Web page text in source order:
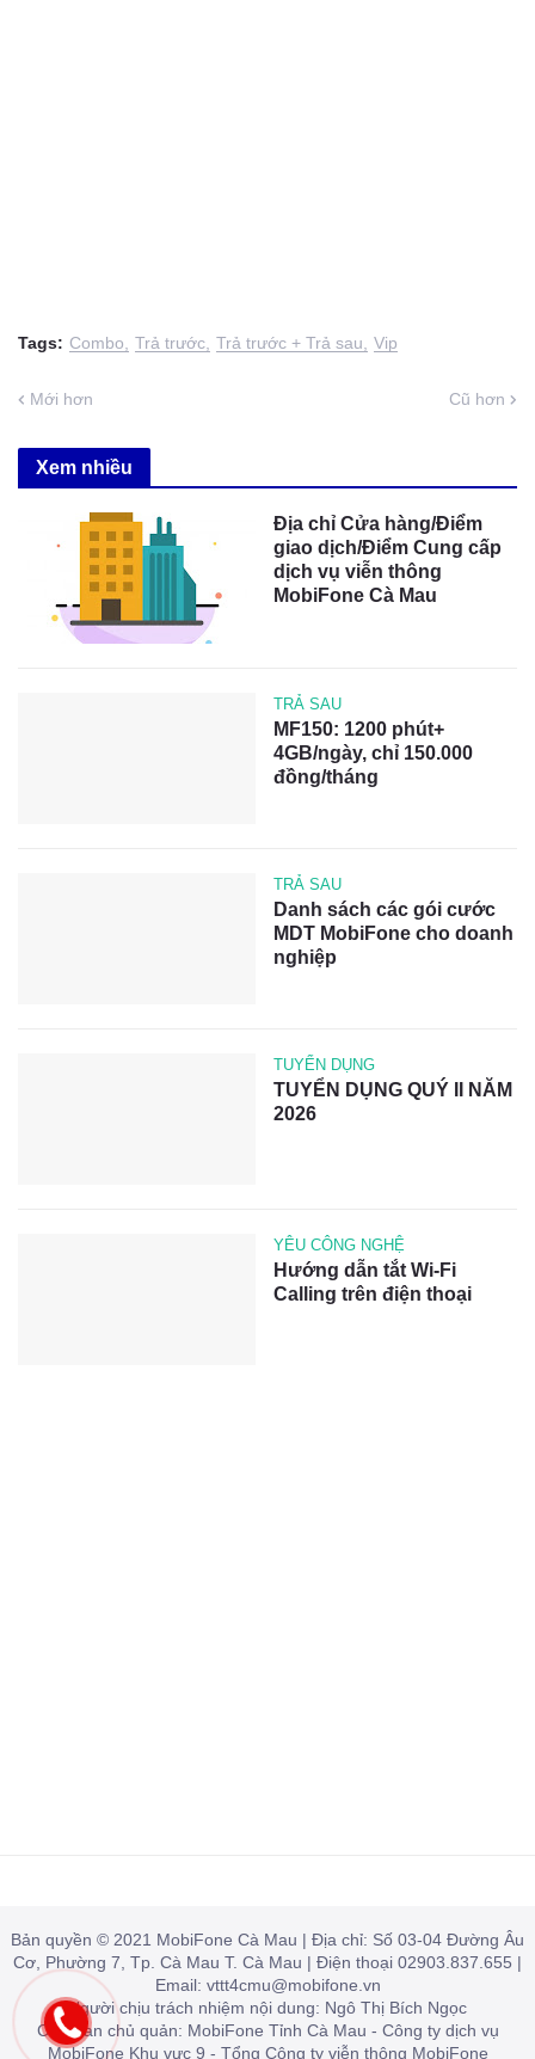
Tags: Combo Trả trước Trả trước + Trả sau Vip
Mới hơn Cũ hơn
Xem nhiều
Địa chỉ Cửa hàng/Điểm
giao dịch/Điểm Cung cấp
dịch vụ viễn thông
MobiFone Cà Mau
TRẢ SAU
MF150: 1200 phút+
4GB/ngày, chỉ 150.000
đồng/tháng
TRẢ SAU
Danh sách các gói cước
MDT MobiFone cho doanh
nghiệp
TUYỂN DỤNG
TUYỂN DỤNG QUÝ II NĂM
2026
YÊU CÔNG NGHỆ
Hướng dẫn tắt Wi-Fi
Calling trên điện thoại
Bản quyền © 2021 MobiFone Cà Mau | Địa chỉ: Số 03-04 Đường Âu
Cơ, Phường 7, Tp. Cà Mau T. Cà Mau | Điện thoại 02903.837.655 |
Email: vttt4cmu@mobifone.vn
Người chịu trách nhiệm nội dung: Ngô Thị Bích Ngọc
Cơ quan chủ quản: MobiFone Tỉnh Cà Mau - Công ty dịch vụ
MobiFone Khu vực 9 - Tổng Công ty viễn thông MobiFone